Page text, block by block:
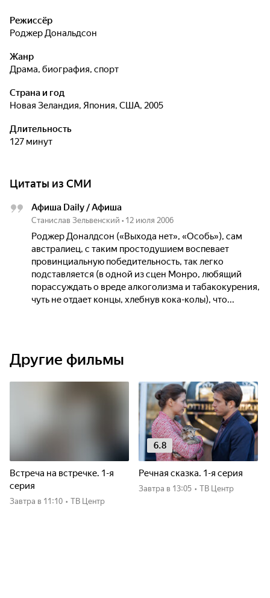
Режиссёр
Роджер Дональдсон
Жанр
драма, биография, спорт
Страна и год
Новая Зеландия, Япония, США, 2005
Длительность
127 минут
Цитаты из СМИ
Афиша Daily / Афиша
Станислав Зельвенский • 12 июля 2006
Роджер Доналдсон («Выхода нет», «Особь»), сам
австралиец, с таким простодушием воспевает
провинциальную победительность, так легко
подставляется (в одной из сцен Монро, любящий
порассуждать о вреде алкоголизма и табакокурения,
чуть не отдает концы, хлебнув кока-колы), что...
Другие фильмы
Встреча на встречке. 1-я
серия
Завтра в 11:10 • ТВ Центр
6.8
Речная сказка. 1-я серия
Завтра в 13:05 • ТВ Центр